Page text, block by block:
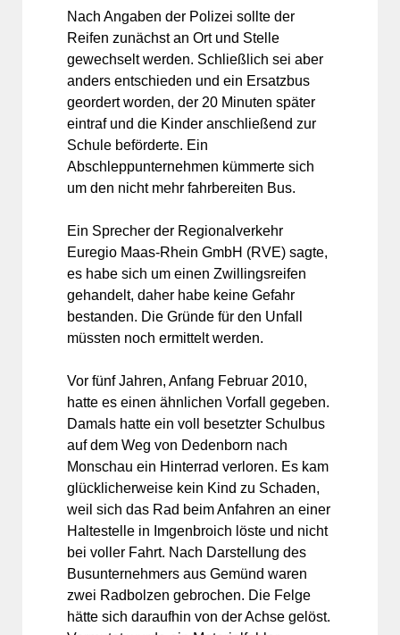
Nach Angaben der Polizei sollte der
Reifen zunächst an Ort und Stelle
gewechselt werden. Schließlich sei aber
anders entschieden und ein Ersatzbus
geordert worden, der 20 Minuten später
eintraf und die Kinder anschließend zur
Schule beförderte. Ein
Abschleppunternehmen kümmerte sich
um den nicht mehr fahrbereiten Bus.
Ein Sprecher der Regionalverkehr
Euregio Maas-Rhein GmbH (RVE) sagte,
es habe sich um einen Zwillingsreifen
gehandelt, daher habe keine Gefahr
bestanden. Die Gründe für den Unfall
müssten noch ermittelt werden.
Vor fünf Jahren, Anfang Februar 2010,
hatte es einen ähnlichen Vorfall gegeben.
Damals hatte ein voll besetzter Schulbus
auf dem Weg von Dedenborn nach
Monschau ein Hinterrad verloren. Es kam
glücklicherweise kein Kind zu Schaden,
weil sich das Rad beim Anfahren an einer
Haltestelle in Imgenbroich löste und nicht
bei voller Fahrt. Nach Darstellung des
Busunternehmers aus Gemünd waren
zwei Radbolzen gebrochen. Die Felge
hätte sich daraufhin von der Achse gelöst.